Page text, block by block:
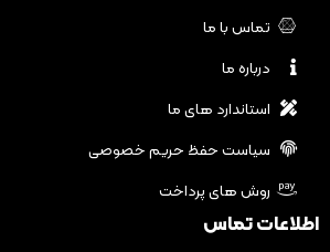
تماس با ما
درباره ما
استاندارد های ما
سیاست حفظ حریم خصوصی
روش های پرداخت
اطلاعات تماس